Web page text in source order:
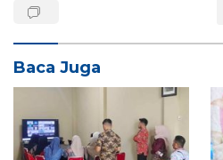
Baca Juga